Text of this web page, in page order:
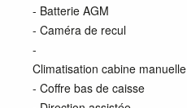
- Batterie AGM
- Caméra de recul
-
Climatisation cabine manuelle
- Coffre bas de caisse